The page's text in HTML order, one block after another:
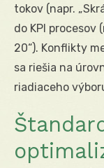
tokov (napr.
do KPI procesov
20“). Konflikty
sa riešia na
riadiaceho